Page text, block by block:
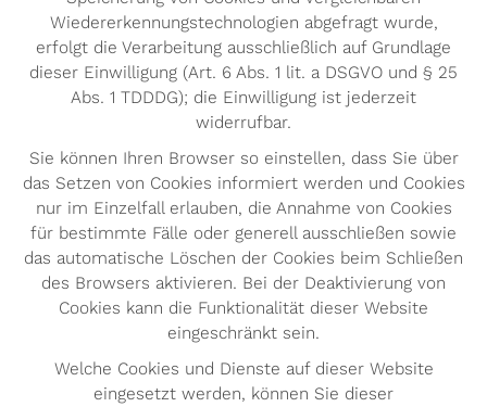
Wiedererkennungstechnologien abgefragt wurde,
erfolgt die Verarbeitung ausschließlich auf Grundlage
dieser Einwilligung (Art. 6 Abs. 1 lit. a DSGVO und § 25
Abs. 1 TDDDG); die Einwilligung ist jederzeit
widerrufbar.
Sie können Ihren Browser so einstellen, dass Sie über
das Setzen von Cookies informiert werden und Cookies
nur im Einzelfall erlauben, die Annahme von Cookies
für bestimmte Fälle oder generell ausschließen sowie
das automatische Löschen der Cookies beim Schließen
des Browsers aktivieren. Bei der Deaktivierung von
Cookies kann die Funktionalität dieser Website
eingeschränkt sein.
Welche Cookies und Dienste auf dieser Website
eingesetzt werden, können Sie dieser